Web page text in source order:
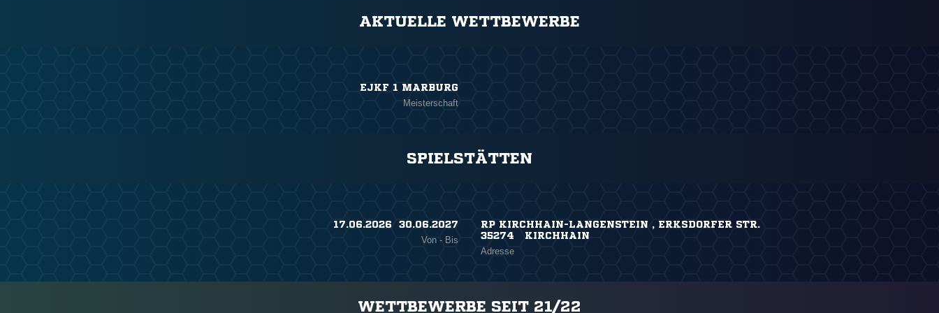
AKTUELLE WETTBEWERBE
EJKF 1 MARBURG
Meisterschaft
SPIELSTÄTTEN
17.06.2026 ​ 30.06.2027
Von - Bis
RP KIRCHHAIN-LANGENSTEIN , ERKSDORFER STR.
35274 KIRCHHAIN
Adresse
WETTBEWERBE SEIT 21/22